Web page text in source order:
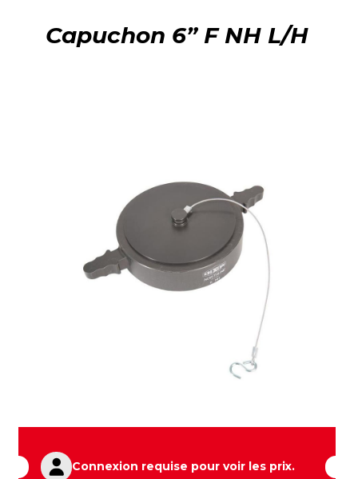
Capuchon 6” F NH L/H
Connexion requise pour voir les prix.